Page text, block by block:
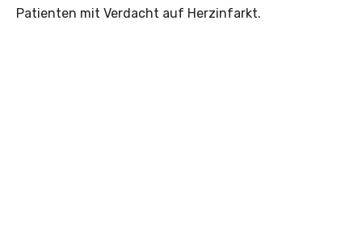
Patienten mit Verdacht auf Herzinfarkt.